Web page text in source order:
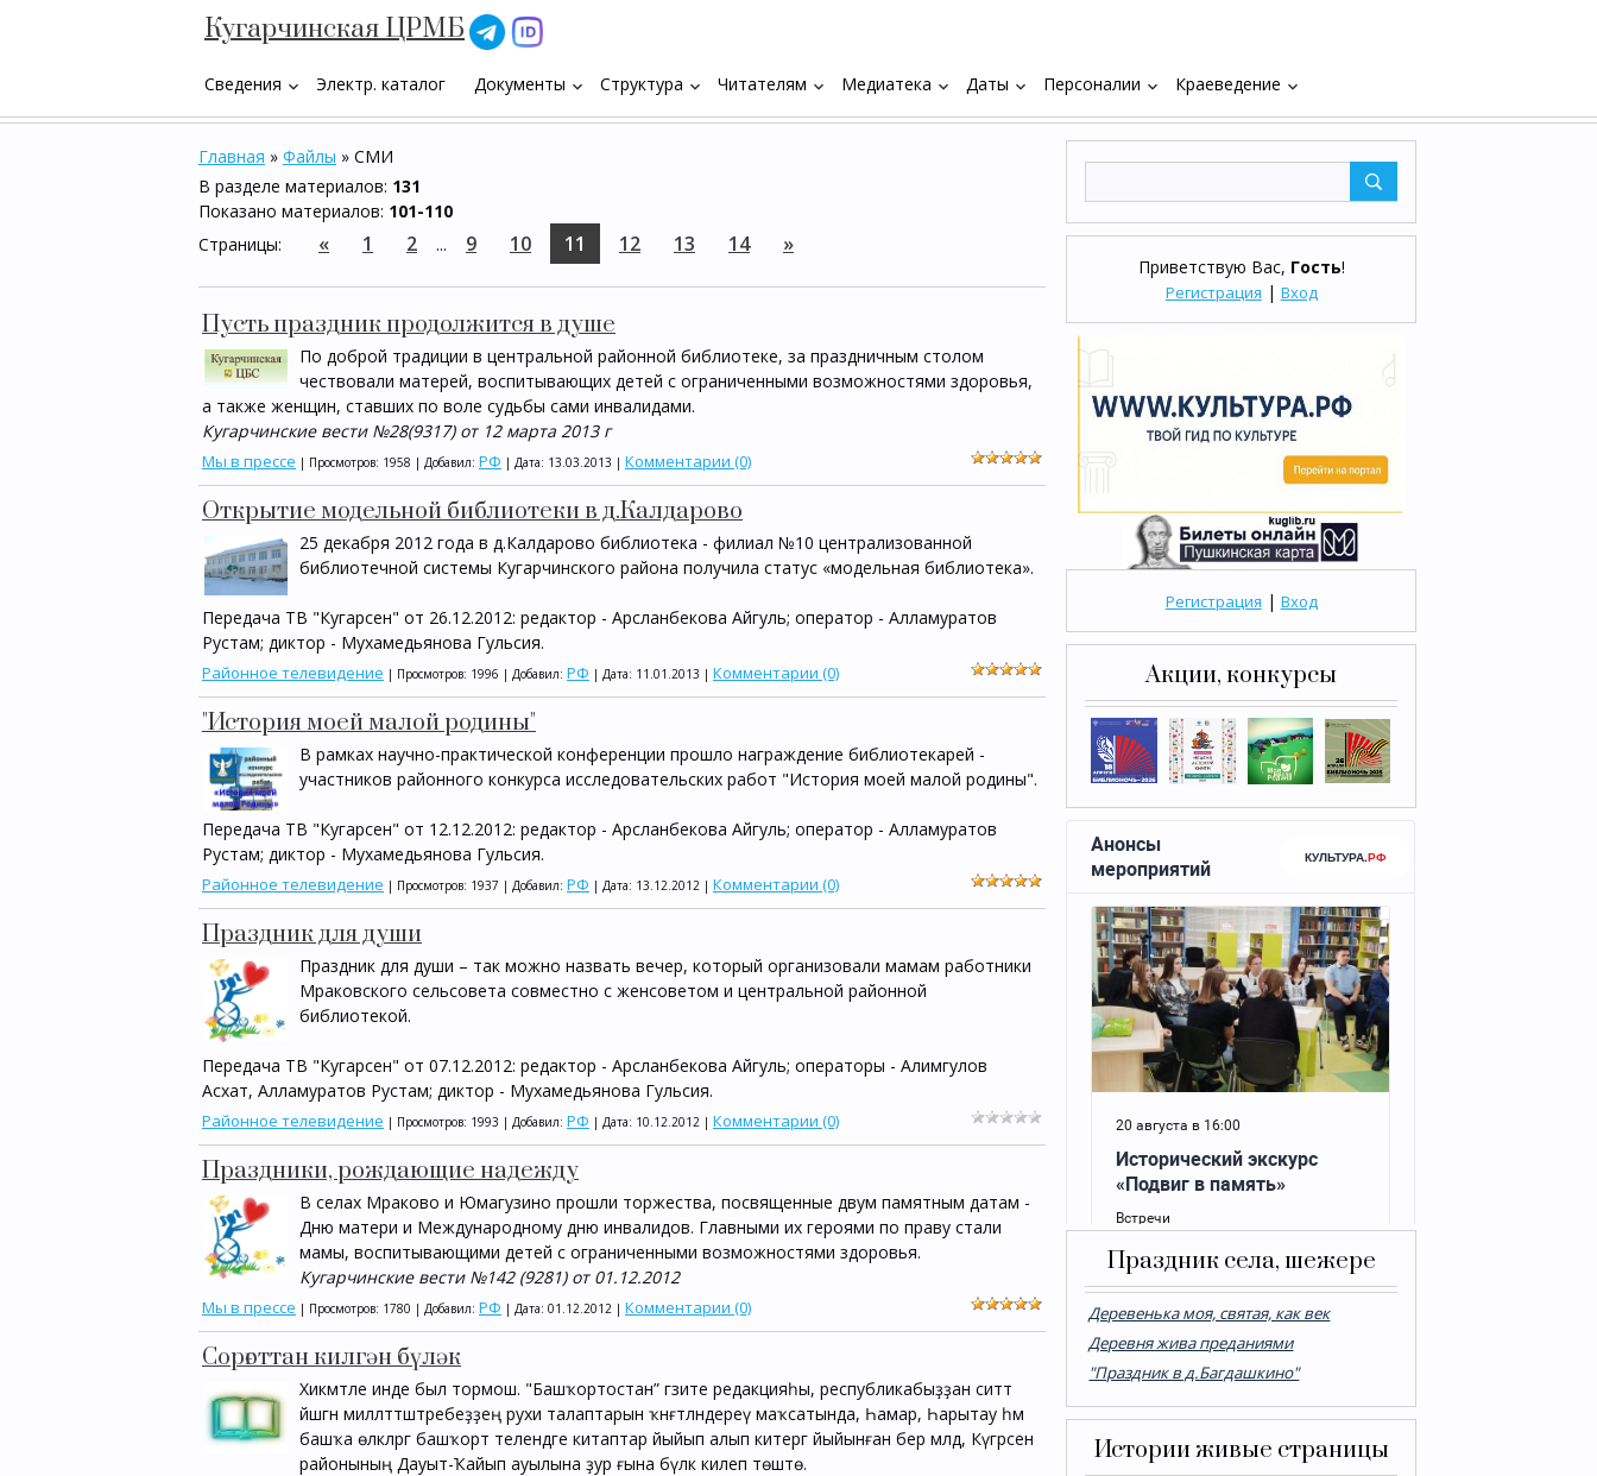
Кугарчинская ЦРМБ
Сведения keyboard_arrow_down Электр. каталог Документы keyboard_arrow_down Структура keyboard_arrow_down Читателям keyboard_arrow_down Медиатека keyboard_arrow_down Даты keyboard_arrow_down Персоналии keyboard_arrow_down Краеведение keyboard_arrow_down
Приветствую Вас, Гость!
Регистрация | Вход
Регистрация | Вход
Акции, конкурсы
Праздник села, шежере
Деревенька моя, святая, как век
Деревня жива преданиями
"Праздник в д.Багдашкино"
Истории живые страницы
Главная » Файлы » СМИ
В разделе материалов: 131
Показано материалов: 101-110
Страницы: « 1 2 ... 9 10 11 12 13 14 »
Пусть праздник продолжится в душе
По доброй традиции в центральной районной библиотеке, за праздничным столом
чествовали матерей, воспитывающих детей с ограниченными возможностями здоровья,
а тaкжe женщин, ставших по воле судьбы сами инвалидами.
Кугарчинские вести №28(9317) от 12 марта 2013 г
Мы в прессе | Просмотров: 1958 | Добавил: РФ | Дата: 13.03.2013 | Комментарии (0)
Открытие модельной библиотеки в д.Калдарово
25 декабря 2012 года в д.Калдарово библиотека - филиал №10 централизованной
библиотечной системы Кугарчинского района получила статус «модельная библиотека».
Передача ТВ "Кугарсен" от 26.12.2012: редактор - Арсланбекова Айгуль; оператор - Алламуратов
Рустам; диктор - Мухамедьянова Гульсия.
Районное телевидение | Просмотров: 1996 | Добавил: РФ | Дата: 11.01.2013 | Комментарии (0)
"История моей малой родины"
В рамках научно-практической конференции прошло награждение библиотекарей -
участников районного конкурса исследовательских работ "История моей малой родины".
Передача ТВ "Кугарсен" от 12.12.2012: редактор - Арсланбекова Айгуль; оператор - Алламуратов
Рустам; диктор - Мухамедьянова Гульсия.
Районное телевидение | Просмотров: 1937 | Добавил: РФ | Дата: 13.12.2012 | Комментарии (0)
Праздник для души
Праздник для души – так можно назвать вечер, который организовали мамам работники
Мраковского сельсовета совместно с женсоветом и центральной районной
библиотекой.
Передача ТВ "Кугарсен" от 07.12.2012: редактор - Арсланбекова Айгуль; операторы - Алимгулов
Асхат, Алламуратов Рустам; диктор - Мухамедьянова Гульсия.
Районное телевидение | Просмотров: 1993 | Добавил: РФ | Дата: 10.12.2012 | Комментарии (0)
Праздники, рождающие надежду
В селах Мраково и Юмагузино прошли торжества, посвященные двум памятным датам -
Дню матери и Международному дню инвалидов. Главными их героями по праву стали
мамы, воспитывающими детей с ограниченными возможностями здоровья.
Кугарчинские вести №142 (9281) от 01.12.2012
Мы в прессе | Просмотров: 1780 | Добавил: РФ | Дата: 01.12.2012 | Комментарии (0)
Сорғоттан килгән бүләк
Хикмәтле инде был тормош. "Башҡортостан” гәзите редакцияһы, республикабыҙҙан ситтә
йәшәгән милләттәштәребеҙҙең рухи талаптарын ҡәнәғәтләндереү маҡсатында, Һамар, Һарытау һәм
башҡа өлкәләргә башҡорт телендәге китаптар йыйып алып китергә йыйынған бер мәлдә, Күгәрсен
районының Дауыт-Ҡайып ауылына ҙур ғына бүләк килеп төштө.